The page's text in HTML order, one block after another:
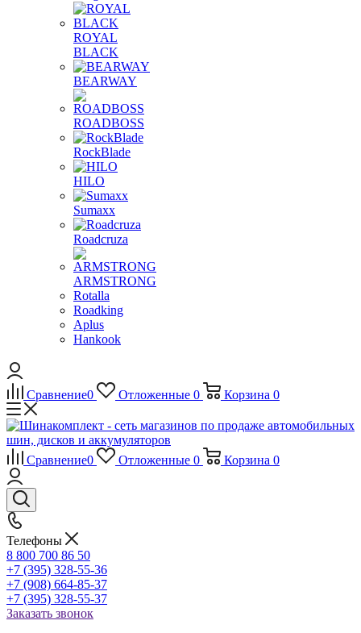
ROYAL
BLACK
BEARWAY
ROADBOSS
RockBlade
HILO
Sumaxx
Roadcruza
ARMSTRONG
Rotalla
Roadking
Aplus
Hankook
Сравнение0 Отложенные 0 Корзина 0
Сравнение0 Отложенные 0 Корзина 0
Телефоны
8 800 700 86 50
+7 (395) 328-55-36
+7 (908) 664-85-37
+7 (395) 328-55-37
Заказать звонок